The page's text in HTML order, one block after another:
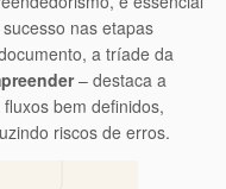
nas etapas
a tríade da
– destaca a
bem definidos,
riscos de erros.